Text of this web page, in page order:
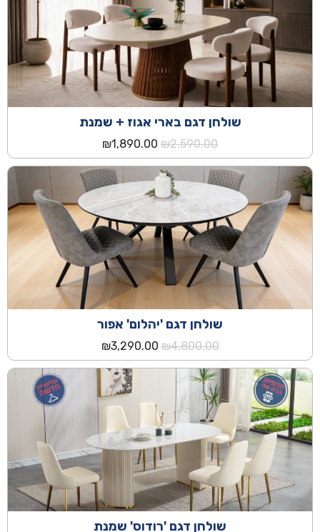
שולחן דגם בארי אגוז + שמנת
₪2,590.00
המחיר
המקורי
היה:
₪2,590.00.
₪1,890.00
הנוכחי
הוא:
₪1,890.00.
שולחן דגם 'יהלום' אפור
₪4,800.00
המחיר
המקורי
היה:
₪4,800.00.
₪3,290.00
הנוכחי
הוא:
₪3,290.00.
שולחן דגם 'רודוס' שמנת